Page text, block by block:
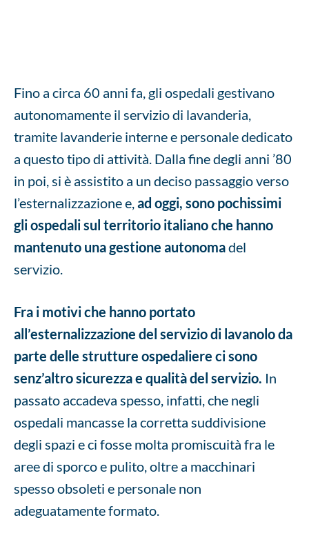
Fino a circa 60 anni fa, gli ospedali gestivano
autonomamente il servizio di lavanderia,
tramite lavanderie interne e personale dedicato
a questo tipo di attività. Dalla fine degli anni ’80
in poi, si è assistito a un deciso passaggio verso
l’esternalizzazione e,ad oggi, sono pochissimi
gli ospedali sul territorio italiano che hanno
mantenuto una gestione autonomadel
servizio.
Fra i motivi che hanno portato
all’esternalizzazione del servizio di lavanolo da
parte delle strutture ospedaliere ci sono
senz’altro sicurezza e qualità del servizio. In
passato accadeva spesso, infatti, che negli
ospedali mancasse la corretta suddivisione
degli spazi e ci fosse molta promiscuità fra le
aree di sporco e pulito, oltre a macchinari
spesso obsoleti e personale non
adeguatamente formato.